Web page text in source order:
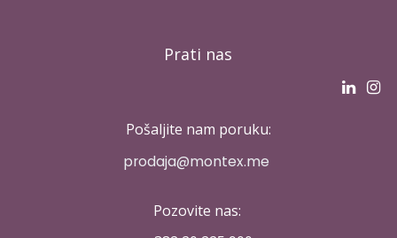
Prati nas
Pošaljite nam poruku:
p​rodaja@montex.me
Pozovite nas: